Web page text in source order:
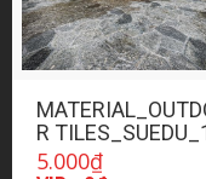
R
5.000₫